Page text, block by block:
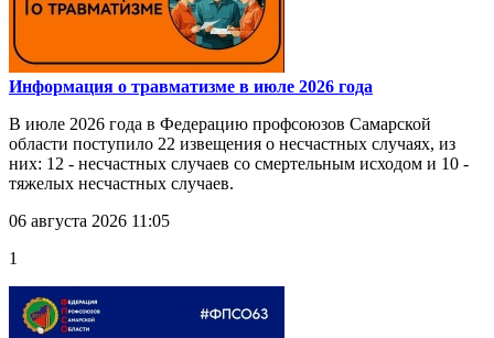
Информация о травматизме в июле 2026 года
В июле 2026 года в Федерацию профсоюзов Самарской
области поступило 22 извещения о несчастных случаях, из
них: 12 - несчастных случаев со смертельным исходом и 10 -
тяжелых несчастных случаев.
06 августа 2026 11:05
1